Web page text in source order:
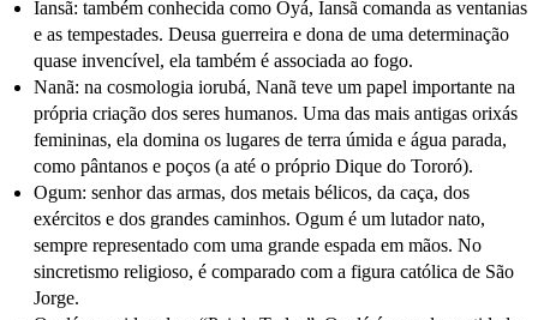
Iansã: também conhecida como Oyá, Iansã comanda as ventanias
e as tempestades. Deusa guerreira e dona de uma determinação
quase invencível, ela também é associada ao fogo.
Nanã: na cosmologia iorubá, Nanã teve um papel importante na
própria criação dos seres humanos. Uma das mais antigas orixás
femininas, ela domina os lugares de terra úmida e água parada,
como pântanos e poços (a até o próprio Dique do Tororó).
Ogum: senhor das armas, dos metais bélicos, da caça, dos
exércitos e dos grandes caminhos. Ogum é um lutador nato,
sempre representado com uma grande espada em mãos. No
sincretismo religioso, é comparado com a figura católica de São
Jorge.